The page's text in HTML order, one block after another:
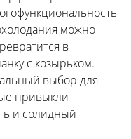
можно
в
с козырьком.
выбор для
привыкли
и солидный